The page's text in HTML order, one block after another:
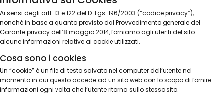
Ai sensi degli artt. 13 e 122 del D. Lgs. 196/2003 (“codice privacy”),
nonché in base a quanto previsto dal Provvedimento generale del
Garante privacy dell’8 maggio 2014, forniamo agli utenti del sito
alcune informazioni relative ai cookie utilizzati.
Cosa sono i cookies
Un “cookie” è un file di testo salvato nel computer dell’utente nel
momento in cui questo accede ad un sito web con lo scopo di fornire
informazioni ogni volta che l’utente ritorna sullo stesso sito.